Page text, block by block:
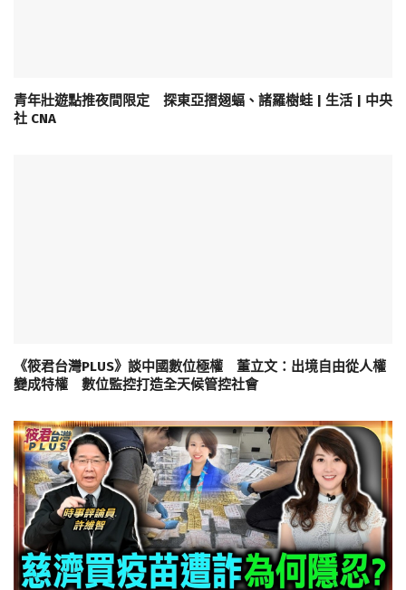
青年壯遊點推夜間限定 探東亞摺翅蝠、諸羅樹蛙 | 生活 | 中央
社 CNA
《筱君台灣PLUS》談中國數位極權 董立文：出境自由從人權
變成特權 數位監控打造全天候管控社會